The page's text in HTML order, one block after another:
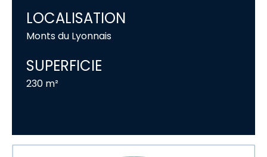
LOCALISATION
Monts du Lyonnais
SUPERFICIE
230 m²